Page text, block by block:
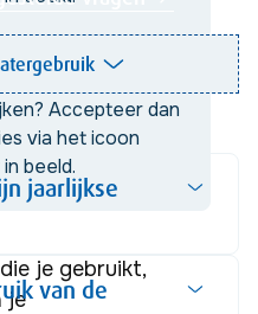
Accepteer dan
via het icoon
beeld.
PWN
jaarlijkse
je gebruikt,
je van de